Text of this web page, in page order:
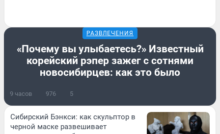
РАЗВЛЕЧЕНИЯ
«Почему вы улыбаетесь?» Известный
корейский рэпер зажег с сотнями
новосибирцев: как это было
9 часов 976 5
Сибирский Бэнкси: как скульптор в
черной маске развешивает